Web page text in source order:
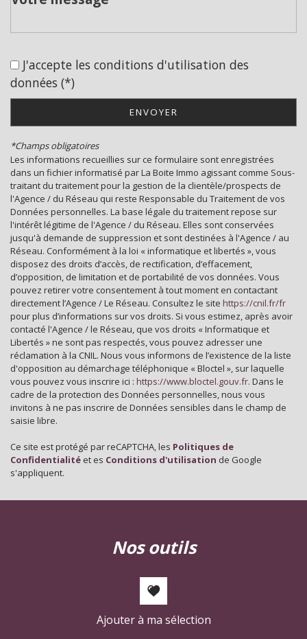
statistiques
Propriétaires (vs. locataires)
Taxe habitation
11,41 %
Taxe foncière
27,84 %
Habitants de moins de 25 ans
26,04 %
Habitants de 25 à 55 ans
33,68 %
Habitants de plus de 55 ans
40,28 %
Nombre d'enfants par famille
Familles sans enfant
56,64 %
Familles avec 1 ou 2 enfants
35,76 %
Maisons
70,79 %
Appartements
29,21 %
Familles avec 3 enfants
5,83 %
J'accepte les conditions d'utilisation des
données (*)
ENVOYER
*Champs obligatoires
Les informations recueillies sur ce formulaire sont enregistrées
dans un fichier informatisé par La Boite Immo agissant comme Sous-
traitant du traitement pour la gestion de la clientèle/prospects de
l'Agence / du Réseau qui reste Responsable du Traitement de vos
Données personnelles. La base légale du traitement repose sur
l'intérêt légitime de l'Agence / du Réseau. Elles sont conservées
jusqu'à demande de suppression et sont destinées à l'Agence / au
Réseau. Conformément à la loi « informatique et libertés », vous
disposez des droits d’accès, de rectification, d’effacement,
d’opposition, de limitation et de portabilité de vos données. Vous
pouvez retirer votre consentement à tout moment en contactant
directement l’Agence / Le Réseau. Consultez le site https://cnil.fr/fr
pour plus d’informations sur vos droits. Si vous estimez, après avoir
contacté l'Agence / le Réseau, que vos droits « Informatique et
Libertés » ne sont pas respectés, vous pouvez adresser une
réclamation à la CNIL. Nous vous informons de l’existence de la liste
d'opposition au démarchage téléphonique « Bloctel », sur laquelle
vous pouvez vous inscrire ici : https://www.bloctel.gouv.fr. Dans le
cadre de la protection des Données personnelles, nous vous
invitons à ne pas inscrire de Données sensibles dans le champ de
saisie libre.
Ce site est protégé par reCAPTCHA, les Politiques de
Confidentialité et es Conditions d'utilisation de Google
s'appliquent.
nos outils
Ajouter à ma sélection